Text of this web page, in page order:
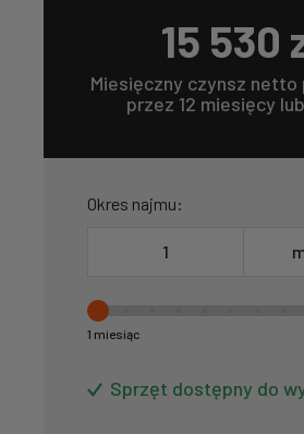
15 530
Miesięczny czynsz netto
przez 12 miesięcy
Okres najmu:
1 miesiąc
Sprzęt dostępny do